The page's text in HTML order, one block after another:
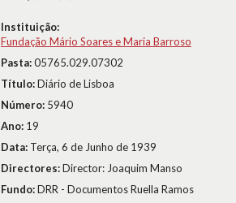
Instituição:
Fundação Mário Soares e Maria Barroso
Pasta:05765.029.07302
Título:Diário de Lisboa
Número: 5940
Ano: 19
Data: Terça, 6 de Junho de 1939
Directores:Director: Joaquim Manso
Fundo:DRR - Documentos Ruella Ramos